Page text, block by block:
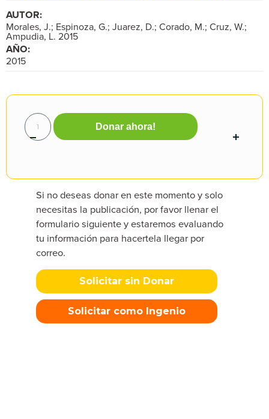
AUTOR:
Morales, J.; Espinoza, G.; Juarez, D.; Corado, M.; Cruz, W.;
Ampudia, L. 2015
AÑO:
2015
Donar ahora!
Si no deseas donar en este momento y solo
necesitas la publicación, por favor llenar el
formulario siguiente y estaremos evaluando
tu información para hacertela llegar por
correo.
Solicitar sin Donar
Solicitar como Ingenio